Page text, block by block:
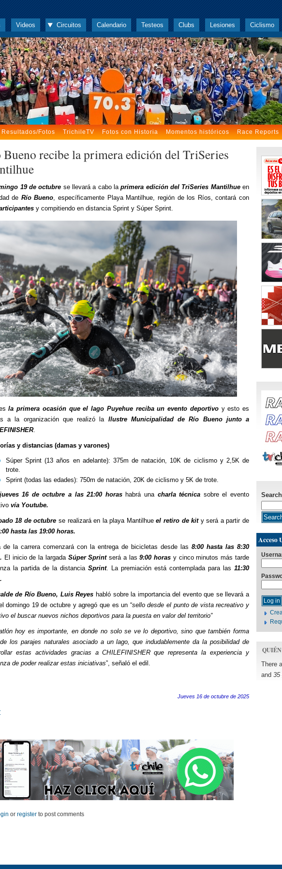
Videos Circuitos Calendario Testeos Clubs Lesiones Ciclismo
Resultados/Fotos TrichileTV Fotos con Historia Momentos históricos Race Reports
recibe la primera edición del TriSeries
19 de octubre se llevará a cabo laprimera edición del TriSeries Mantilhueen
de Río Bueno, específicamente Playa Mantilhue, región de los Ríos, contará con
y compitiendo en distancia Sprint y Súper Sprint.
la primera ocasión que el lago Puyehue reciba un evento deportivoy esto es
a la organización que realizó la Ilustre Municipalidad de Río Bueno junto a
.
y distancias (damas y varones)
Súper Sprint (13 años en adelante): 375m de natación, 10K de ciclismo y 2,5K de
trote.
Sprint (todas las edades): 750m de natación, 20K de ciclismo y 5K de trote.
jueves 16 de octubre a las 21:00 horashabrá una charla técnica sobre el evento
vía Youtube.
18 de octubre se realizará en la playa Mantilhueel retiro de kity será a partir de
hasta las 19:00 horas.
de la carrera comenzará con la entrega de bicicletas desde las 8:00 hasta las 8:30
El inicio de la largada Súper Sprintserá a las9:00 horas y cinco minutos más tarde
la partida de la distancia Sprint. La premiación está contemplada para las 11:30
de Río Bueno, Luis Reyes habló sobre la importancia del evento que se llevará a
domingo 19 de octubre y agregó que es un “sello desde el punto de vista recreativo y
el buscar nuevos nichos deportivos para la puesta en valor del territorio”
hoy es importante, en donde no solo se ve lo deportivo, sino que también forma
los parajes naturales asociado a un lago, que indudablemente da la posibilidad de
estas actividades gracias a CHILEFINISHER que representa la experiencia y
de poder realizar estas iniciativas”, señaló el edil.
Jueves 16 de octubre de 2025
or register to post comments
Acceso
There
and 35